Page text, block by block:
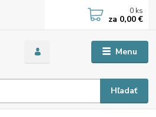
Menu
Hľadať
0 ks
za 0,00 €